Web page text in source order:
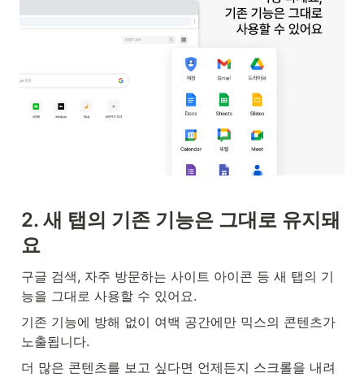
2. 새 탭의 기존 기능은 그대로 유지돼
요
구글 검색, 자주 방문하는 사이트 아이콘 등 새 탭의 기
능을 그대로 사용할 수 있어요.
기존 기능에 방해 없이 여백 공간에만 믹스의 콘텐츠가
노출됩니다.
더 많은 콘텐츠를 보고 싶다면 언제든지 스크롤을 내려